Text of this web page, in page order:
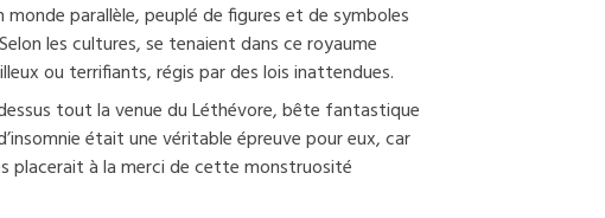
parallèle, peuplé de figures et de symboles
les cultures, se tenaient dans ce royaume
ou terrifiants, régis par des lois inattendues.
tout la venue du Léthévore, bête fantastique
était une véritable épreuve pour eux, car
placerait à la merci de cette monstruosité